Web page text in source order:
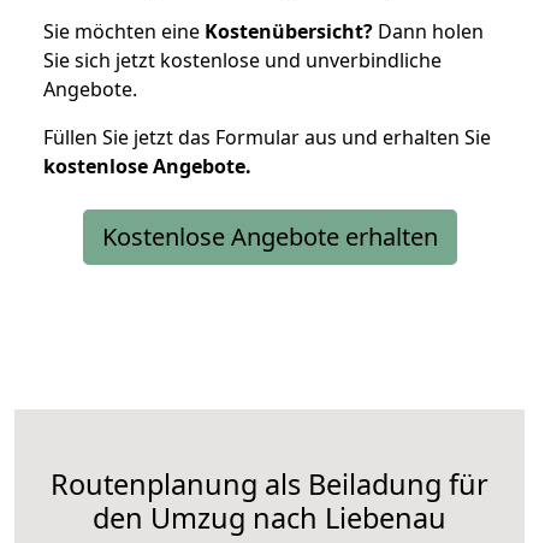
Sie möchten eine Kostenübersicht? Dann holen
Sie sich jetzt kostenlose und unverbindliche
Angebote.
Füllen Sie jetzt das Formular aus und erhalten Sie
kostenloseAngebote.
Kostenlose Angebote erhalten
Routenplanung als Beiladung für
den Umzug nach Liebenau